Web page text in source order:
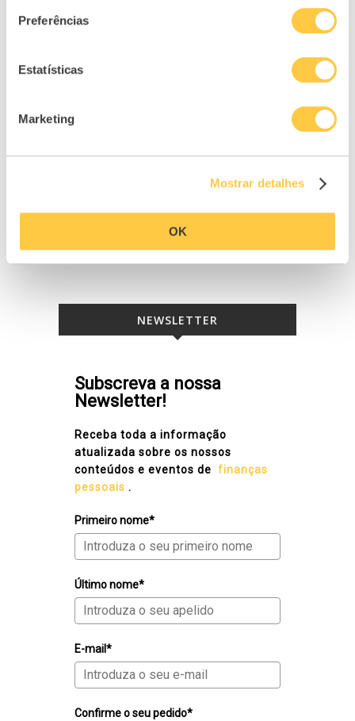
Preferências
Estatísticas
Marketing
Mostrar detalhes
OK
NEWSLETTER
Subscreva a nossa
Newsletter!
Receba toda a informação
atualizada sobre os nossos
conteúdos e eventos de finanças
pessoais .
Primeiro nome*
Último nome*
E-mail*
Confirme o seu pedido*